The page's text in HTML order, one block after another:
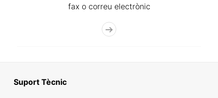
fax o correu electrònic
Suport Tècnic